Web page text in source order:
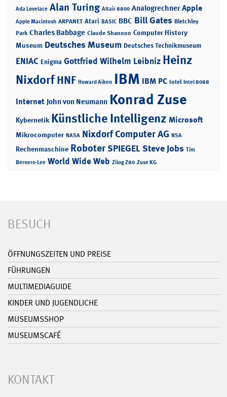
Ada Lovelace Alan Turing Altair 8800 Analogrechner Apple
Apple Macintosh ARPANET Atari BASIC BBC Bill Gates Bletchley
Park Charles Babbage Claude Shannon Computer History
Museum Deutsches Museum Deutsches Technikmuseum
ENIAC Enigma Gottfried Wilhelm Leibniz Heinz
NixdorfHNF Howard Aiken IBM IBM PC Intel Intel 8088
Internet John von Neumann Konrad Zuse
Kybernetik Künstliche Intelligenz Microsoft
Mikrocomputer NASA Nixdorf Computer AG NSA
Rechenmaschine RoboterSPIEGELSteve Jobs Tim
Berners-Lee World Wide Web Zilog Z80 Zuse KG
BESUCH
ÖFFNUNGSZEITEN UND PREISE
FÜHRUNGEN
MULTIMEDIAGUIDE
KINDER UND JUGENDLICHE
MUSEUMSSHOP
MUSEUMSCAFÉ
KONTAKT